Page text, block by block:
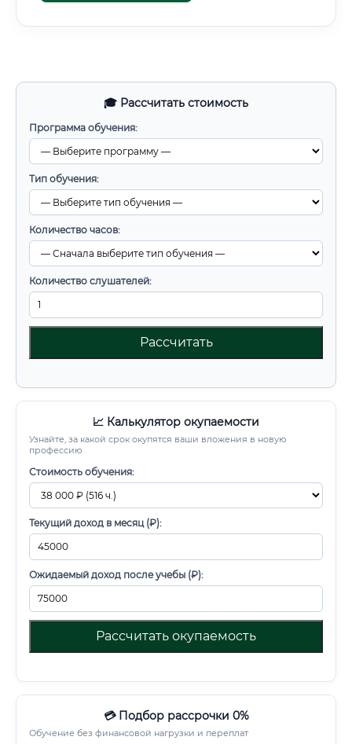
🎓 Рассчитать стоимость
Программа обучения:
Тип обучения:
Количество часов:
Количество слушателей:
Рассчитать
📈 Калькулятор окупаемости
Узнайте, за какой срок окупятся ваши вложения в новую
профессию
Стоимость обучения:
Текущий доход в месяц (₽):
Ожидаемый доход после учебы (₽):
Рассчитать окупаемость
💳 Подбор рассрочки 0%
Обучение без финансовой нагрузки и переплат